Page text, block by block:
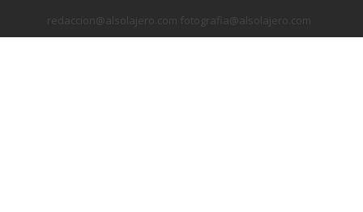
redaccion@alsolajero.com fotografia@alsolajero.com